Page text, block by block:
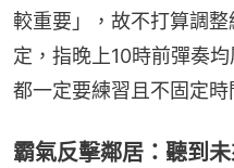
較重要」，故不打算調
定，指晚上10時前彈奏
都一定要練習且不固定時
霸氣反擊鄰居：聽到